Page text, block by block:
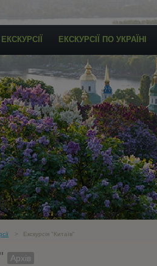
ЕКСКУРСІЇ ПО УКРАЇНІ
Екскурсія "Китаїв"
Архів